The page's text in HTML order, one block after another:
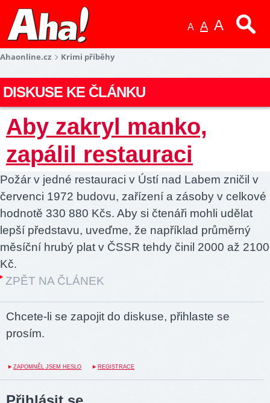
A A A
Ahaonline.cz Krimi příběhy
DISKUSE KE ČLÁNKU
Aby zakryl manko,
zapálil restauraci
Požár v jedné restauraci v Ústí nad Labem zničil v
červenci 1972 budovu, zařízení a zásoby v celkové
hodnotě 330 880 Kčs. Aby si čtenáři mohli udělat
lepší představu, uveďme, že například průměrný
měsíční hrubý plat v ČSSR tehdy činil 2000 až 2100
Kč.
ZPĚT NA ČLÁNEK
Chcete-li se zapojit do diskuse, přihlaste se
prosím.
ZAPOMNĚL JSEM HESLO REGISTRACE